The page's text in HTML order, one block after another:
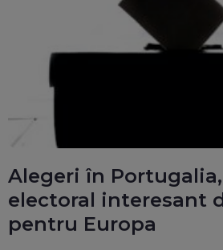
Alegeri în
electoral interesant
pentru Europa